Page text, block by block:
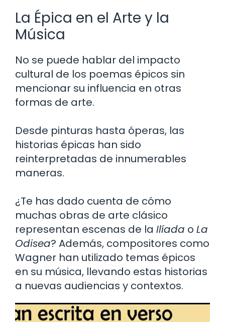
La Épica en el Arte y la
Música
No se puede hablar del impacto
cultural de los poemas épicos sin
mencionar su influencia en otras
formas de arte.
Desde pinturas hasta óperas, las
historias épicas han sido
reinterpretadas de innumerables
maneras.
¿Te has dado cuenta de cómo
muchas obras de arte clásico
representan escenas de la Ilíada o La
Odisea? Además, compositores como
Wagner han utilizado temas épicos
en su música, llevando estas historias
a nuevas audiencias y contextos.